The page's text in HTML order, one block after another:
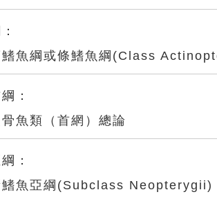
鰭魚綱或條鰭魚綱(Class
：
魚類（首網）總論
：
鰭魚亞綱(Subclass Neopterygii)